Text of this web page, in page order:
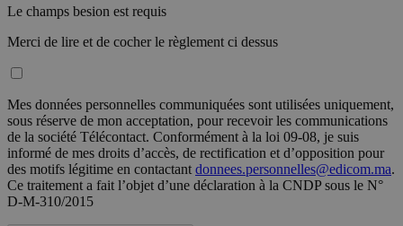
Le champs besion est requis
Merci de lire et de cocher le règlement ci dessus
Mes données personnelles communiquées sont utilisées uniquement,
sous réserve de mon acceptation, pour recevoir les communications
de la société Télécontact. Conformément à la loi 09-08, je suis
informé de mes droits d’accès, de rectification et d’opposition pour
des motifs légitime en contactant donnees.personnelles@edicom.ma.
Ce traitement a fait l’objet d’une déclaration à la CNDP sous le N°
D-M-310/2015